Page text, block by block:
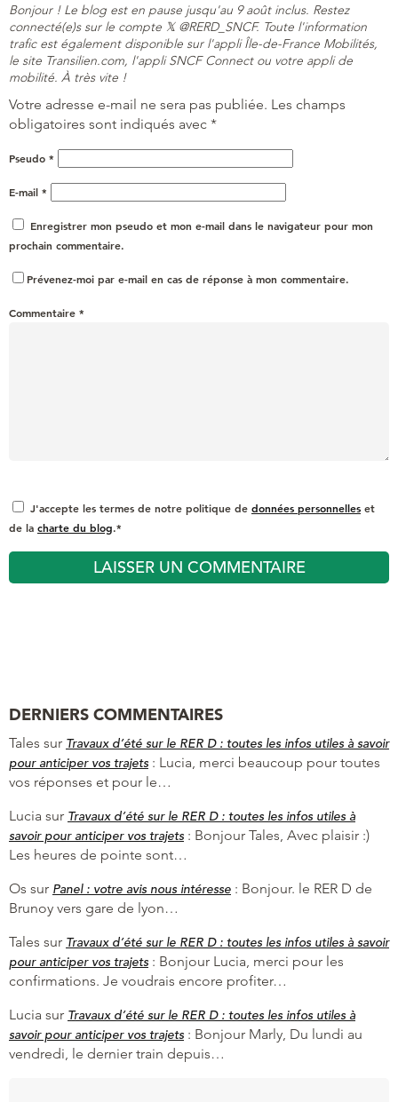
Bonjour ! Le blog est en pause jusqu'au 9 août inclus. Restez
connecté(e)s sur le compte 𝕏 @RERD_SNCF. Toute l'information
trafic est également disponible sur l'appli Île-de-France Mobilités,
le site Transilien.com, l'appli SNCF Connect ou votre appli de
mobilité. À très vite !
Votre adresse e-mail ne sera pas publiée. Les champs
obligatoires sont indiqués avec *
Pseudo *
E-mail *
Enregistrer mon pseudo et mon e-mail dans le navigateur pour mon
prochain commentaire.
Prévenez-moi par e-mail en cas de réponse à mon commentaire.
Commentaire *
J'accepte les termes de notre politique de données personnelles et
de la charte du blog.*
DERNIERS COMMENTAIRES
Tales sur Travaux d’été sur le RER D : toutes les infos utiles à savoir
pour anticiper vos trajets : Lucia, merci beaucoup pour toutes
vos réponses et pour le…
Lucia sur Travaux d’été sur le RER D : toutes les infos utiles à
savoir pour anticiper vos trajets : Bonjour Tales, Avec plaisir :)
Les heures de pointe sont…
Os sur Panel : votre avis nous intéresse : Bonjour. le RER D de
Brunoy vers gare de lyon…
Tales sur Travaux d’été sur le RER D : toutes les infos utiles à savoir
pour anticiper vos trajets : Bonjour Lucia, merci pour les
confirmations. Je voudrais encore profiter…
Lucia sur Travaux d’été sur le RER D : toutes les infos utiles à
savoir pour anticiper vos trajets : Bonjour Marly, Du lundi au
vendredi, le dernier train depuis…